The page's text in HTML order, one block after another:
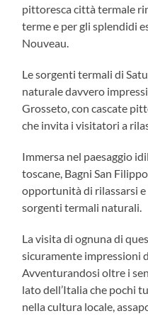
pittoresca città termale
terme e per gli splendidi
Nouveau.
Le sorgenti termali di
naturale davvero
Grosseto, con cascate
che invita i visitatori a
Immersa nel paesaggio
toscane, Bagni San
opportunità di rilassarsi e
sorgenti termali naturali.
La visita di ognuna di
sicuramente impressioni
Avventurandosi oltre i
lato dell’Italia che pochi
nella cultura locale,